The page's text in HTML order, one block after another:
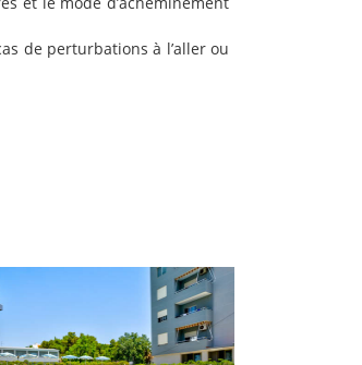
de perturbations à l’aller ou